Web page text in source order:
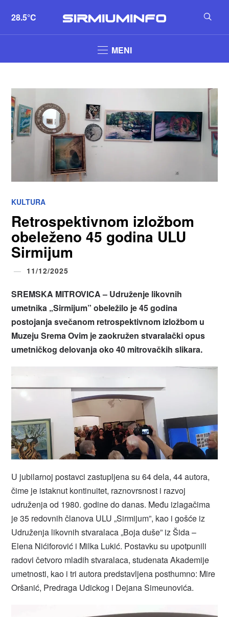
28.5°C
MENI
KULTURA
Retrospektivnom izložbom
obeleženo 45 godina ULU
Sirmijum
11/12/2025
SREMSKA MITROVICA – Udruženje likovnih
umetnika „Sirmijum” obeležilo je 45 godina
postojanja svečanom retrospektivnom izložbom u
Muzeju Srema Ovim je zaokružen stvaralački opus
umetničkog delovanja oko 40 mitrovačkih slikara.
U jubilarnoj postavci zastupljena su 64 dela, 44 autora,
čime je istaknut kontinuitet, raznovrsnost i razvoj
udruženja od 1980. godine do danas. Među izlagačima
je 35 redovnih članova ULU „Sirmijum”, kao i gošće iz
Udruženja likovnih stvaralaca „Boja duše” iz Šida –
Elena Nićiforović i Milka Lukić. Postavku su upotpunili
radovi četvoro mladih stvaralaca, studenata Akademije
umetnosti, kao i tri autora predstavljena posthumno: Mire
Oršanić, Predraga Udickog i Dejana Simeunovića.